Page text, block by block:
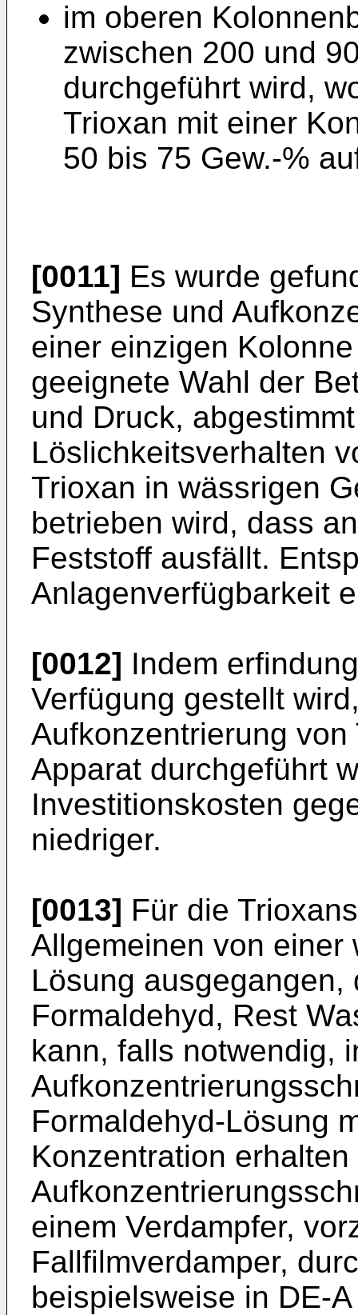
im oberen
zwischen 200 und
durchgeführt wird,
Trioxan mit einer
50 bis 75 Gew.-%
[0011] Es wurde
Synthese und
einer einzigen
geeignete Wahl der
und Druck,
Löslichkeitsverhalten
Trioxan in wässrigen
betrieben wird, dass
Feststoff ausfällt.
Anlagenverfügbarkeit
[0012] Indem
Verfügung gestellt
Aufkonzentrierung
Apparat durchgeführt
Investitionskosten
niedriger.
[0013] Für die
Allgemeinen von einer
Lösung ausgegangen,
Formaldehyd, Rest
kann, falls notwendig,
Formaldehyd-Lösung
Konzentration
einem Verdampfer,
Fallfilmverdamper,
beispielsweise in DE-